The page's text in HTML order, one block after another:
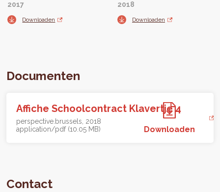
2017
Downloaden
2018
Downloaden
Documenten
Affiche Schoolcontract Klavertje 4
perspective.brussels 2018
application/pdf (10.05 MB)
Downloaden
Contact